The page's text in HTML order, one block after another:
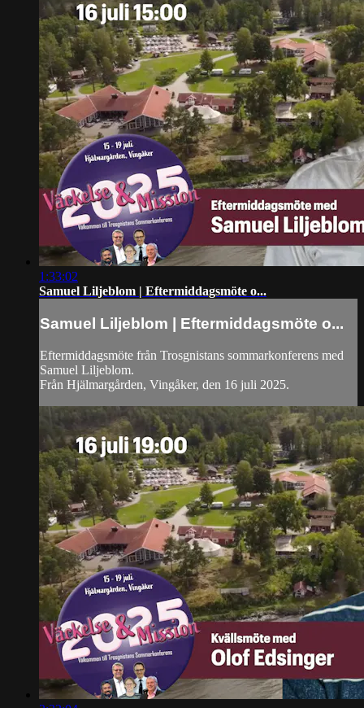
1:33:02
Samuel Liljeblom | Eftermiddagsmöte o...
Samuel Liljeblom | Eftermiddagsmöte o...
Eftermiddagsmöte från Trosgnistans sommarkonferens med
Samuel Liljeblom.
Från Hjälmargården, Vingåker, den 16 juli 2025.